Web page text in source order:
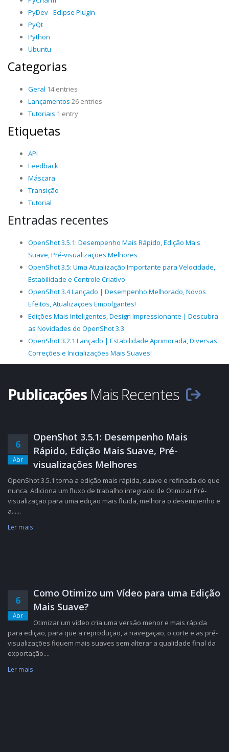
PyDev - Eclipse Plugin
PyQt
Python
Ubuntu
Categorias
Geral 14 entries
Lançamentos 26 entries
Tutoriais 1 entry
Etiquetas
API
Feedback
Máscara
Transição
Tutorial
Entradas recentes
OpenShot 3.5.1: Desempenho Mais Rápido, Edição Mais
Suave, Pré-visualizações Melhores
OpenShot 3.5: Uma Atualização Importante para Velocidade,
Estabilidade e Controle Criativo
OpenShot 3.4 Lançado | Desempenho Melhorado, Novos
Efeitos, Atualizações Empolgantes!
Edições Mais Inteligentes, Design Impressionante | Descubra
as Novidades do OpenShot 3.3
OpenShot 3.2.1 Lançado | Estabilidade Aprimorada, Diversas
Correções e Inicializações Mais Suaves!
Publicações Mais Recentes
6
Abr
OpenShot 3.5.1: Desempenho Mais
Rápido, Edição Mais Suave, Pré-
visualizações Melhores
OpenShot 3.5.1 torna a edição mais rápida, suave e refinada do que
nunca. Adiciona um fluxo de trabalho integrado de Otimizar Pré-
visualização para uma edição mais fluida, melhora o desempenho e
a......
Ler mais
6
Abr
Como Otimizo um Vídeo para uma Edição
Mais Suave?
Otimizar um vídeo cria uma versão menor e mais rápida
para edição, para que a reprodução, a navegação, o corte e as pré-
visualizações fiquem mais suaves sem alterar a qualidade final da
exportação....
Ler mais